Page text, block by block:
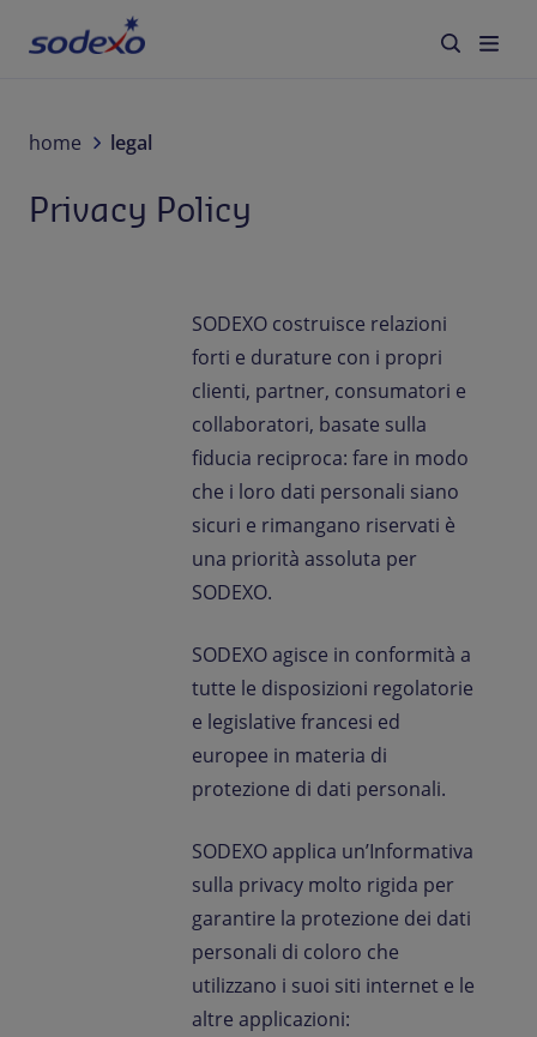
Servizi e Brand
Settori
home legal
Privacy Policy
SODEXO costruisce relazioni
forti e durature con i propri
clienti, partner, consumatori e
collaboratori, basate sulla
fiducia reciproca: fare in modo
che i loro dati personali siano
sicuri e rimangano riservati è
una priorità assoluta per
SODEXO.
SODEXO agisce in conformità a
tutte le disposizioni regolatorie
e legislative francesi ed
europee in materia di
protezione di dati personali.
SODEXO applica un’Informativa
sulla privacy molto rigida per
garantire la protezione dei dati
personali di coloro che
utilizzano i suoi siti internet e le
altre applicazioni: